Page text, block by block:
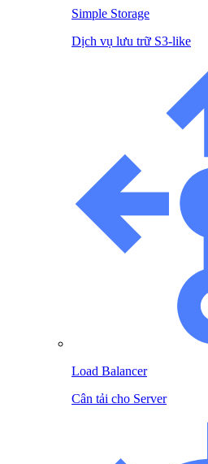
Simple Storage
Dịch vụ lưu trữ S3-like
Load Balancer
Cân tải cho Server